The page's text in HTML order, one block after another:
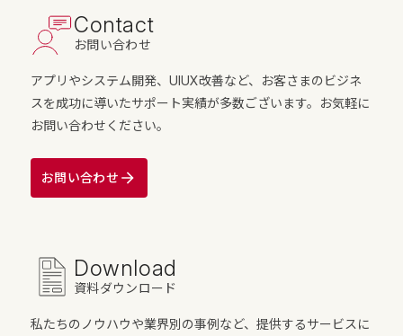
Contact
お問い合わせ
アプリやシステム開発、UIUX改善など、お客さまのビジネ
スを成功に導いたサポート実績が多数ございます。お気軽に
お問い合わせください。
お問い合わせ
Download
資料ダウンロード
私たちのノウハウや業界別の事例など、提供するサービスに